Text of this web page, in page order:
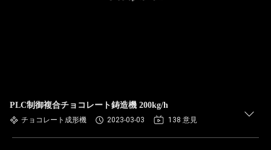
PLC制御複合チョコレート鋳造機 200kg/h
チョコレート成形機 2023-03-03 138 意見